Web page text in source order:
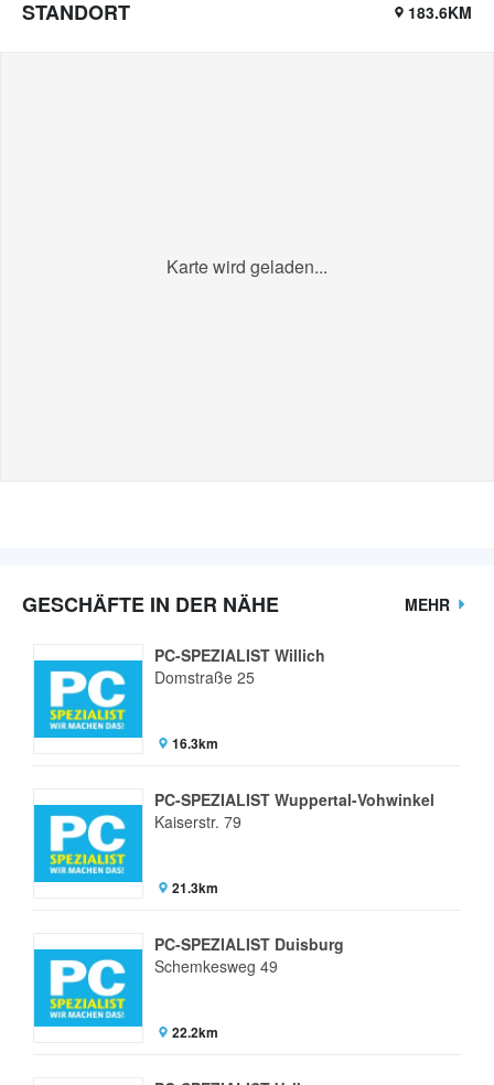
STANDORT 183.6KM
Karte wird geladen...
GESCHÄFTE IN DER NÄHE MEHR
PC-SPEZIALIST Willich
Domstraße 25
16.3km
PC-SPEZIALIST Wuppertal-Vohwinkel
Kaiserstr. 79
21.3km
PC-SPEZIALIST Duisburg
Schemkesweg 49
22.2km